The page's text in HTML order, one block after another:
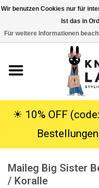
Kuscheltiere
SALE
☀︎ 10% OFF
Maileg Big Sister
/ Koralle
Wir benutzen Cookies nur für
Ist das in
Für weitere Informationen